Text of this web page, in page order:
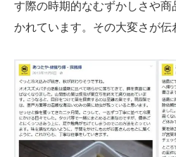
す際の時期的なむずかしさや
かれています。その大変さが伝